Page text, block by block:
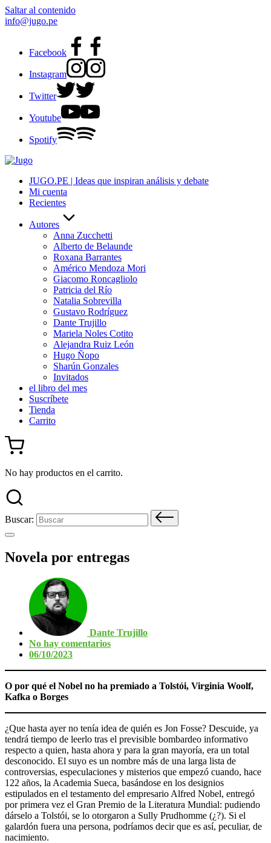
Saltar al contenido
info@jugo.pe
Facebook
Instagram
Twitter
Youtube
Spotify
JUGO.PE | Ideas que inspiran análisis y debate
Mi cuenta
Recientes
Autores
Anna Zucchetti
Alberto de Belaunde
Roxana Barrantes
Américo Mendoza Mori
Giacomo Roncagliolo
Patricia del Río
Natalia Sobrevilla
Gustavo Rodríguez
Dante Trujillo
Mariela Noles Cotito
Alejandra Ruiz León
Hugo Ñopo
Sharún Gonzales
Invitados
el libro del mes
Suscríbete
Tienda
Carrito
No hay productos en el carrito.
Buscar:
Novela por entregas
Dante Trujillo
No hay comentarios
06/10/2023
O por qué el Nobel no ha premiado a Tolstói, Virginia Woolf,
Kafka o Borges
¿Que hasta ayer no tenía idea de quién es Jon Fosse? Descuide, ya
tendrá tiempo de leerlo tras el previsible bombardeo informativo
respecto a quien, hasta ahora y para la gran mayoría, era un total
desconocido. El suyo es un nombre más de una larga lista de
controversias, especulaciones y misterios que empezó cuando, hace
122 años, la Academia Sueca, basándose en los designios
estipulados en el testamento del empresario Alfred Nobel, entregó
por primera vez el Gran Premio de la Literatura Mundial: pudiendo
dárselo a Tolstói, se lo otorgaron a Sully Prudhomme (¿?). Si el
galardón fuera una persona, podríamos decir que es así, peculiar, de
nacimiento.